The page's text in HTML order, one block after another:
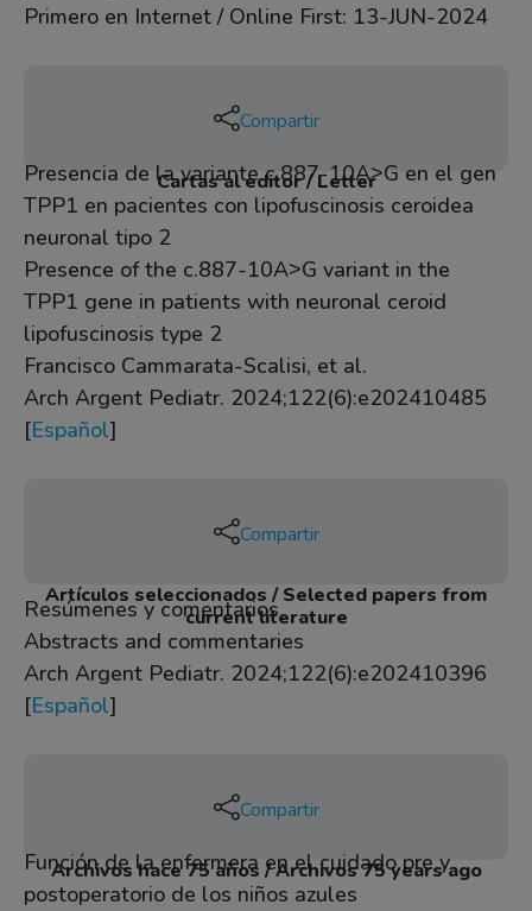
Primero en Internet / Online First: 13-JUN-2024
Compartir
Cartas al editor / Letter
Presencia de la variante c.887-10A˃G en el gen
TPP1 en pacientes con lipofuscinosis ceroidea
neuronal tipo 2
Presence of the c.887-10A˃G variant in the
TPP1 gene in patients with neuronal ceroid
lipofuscinosis type 2
Francisco Cammarata-Scalisi, et al.
Arch Argent Pediatr. 2024;122(6):e202410485
[Español]
Compartir
Artículos seleccionados / Selected papers from
current literature
Resúmenes y comentarios
Abstracts and commentaries
Arch Argent Pediatr. 2024;122(6):e202410396
[Español]
Compartir
Archivos hace 75 años / Archivos 75 years ago
Función de la enfermera en el cuidado pre y
postoperatorio de los niños azules